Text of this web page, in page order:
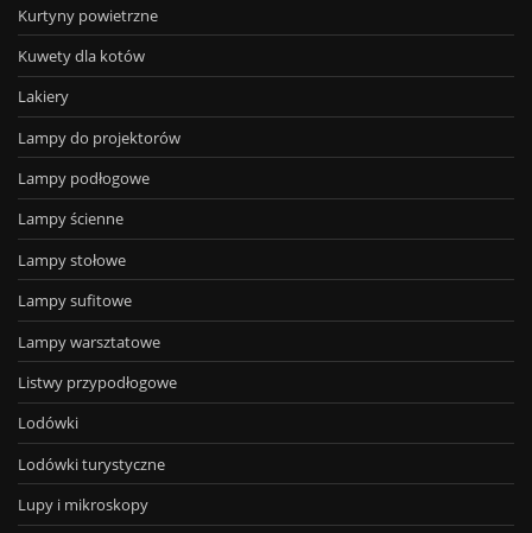
Kurtyny powietrzne
Kuwety dla kotów
Lakiery
Lampy do projektorów
Lampy podłogowe
Lampy ścienne
Lampy stołowe
Lampy sufitowe
Lampy warsztatowe
Listwy przypodłogowe
Lodówki
Lodówki turystyczne
Lupy i mikroskopy